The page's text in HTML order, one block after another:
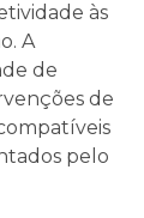
às
A
de
de
pelo